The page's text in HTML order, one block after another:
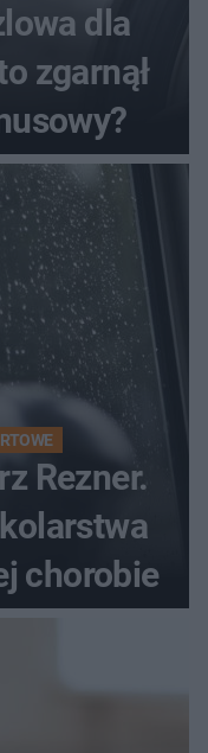
dla
zgarnął
Rezner.
chorobie